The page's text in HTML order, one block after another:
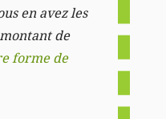
en avez les
de
forme de